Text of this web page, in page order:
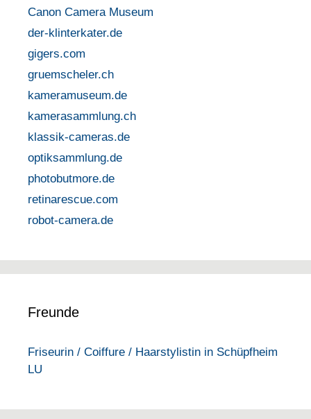
Canon Camera Museum
der-klinterkater.de
gigers.com
gruemscheler.ch
kameramuseum.de
kamerasammlung.ch
klassik-cameras.de
optiksammlung.de
photobutmore.de
retinarescue.com
robot-camera.de
Freunde
Friseurin / Coiffure / Haarstylistin in Schüpfheim
LU